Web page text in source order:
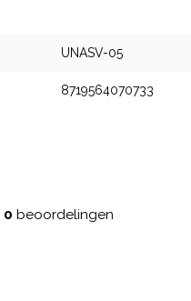
UNASV-05
8719564070733
0 beoordelingen